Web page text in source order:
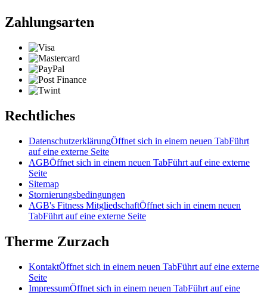
Zahlungsarten
Rechtliches
DatenschutzerklärungÖffnet sich in einem neuen TabFührt
auf eine externe Seite
AGBÖffnet sich in einem neuen TabFührt auf eine externe
Seite
Sitemap
Stornierungsbedingungen
AGB's Fitness MitgliedschaftÖffnet sich in einem neuen
TabFührt auf eine externe Seite
Therme Zurzach
KontaktÖffnet sich in einem neuen TabFührt auf eine externe
Seite
ImpressumÖffnet sich in einem neuen TabFührt auf eine